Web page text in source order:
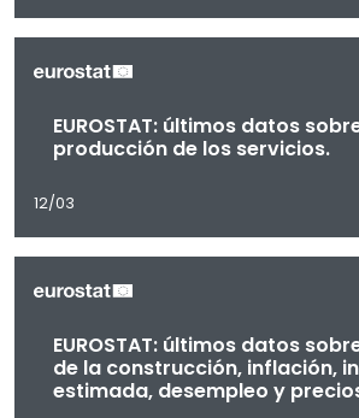
EUROSTAT: últimos datos
producción de los servicios.
12/03
EUROSTAT: últimos datos
de la construcción, inflación,
estimada, desempleo y